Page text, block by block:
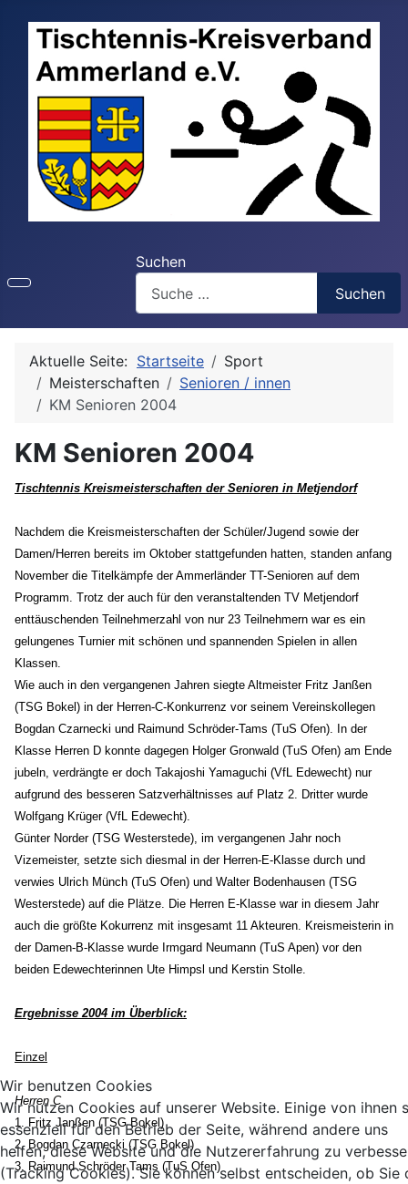
Suchen
Suchen
Aktuelle Seite: Startseite
Sport
Meisterschaften
Senioren / innen
KM Senioren 2004
KM Senioren 2004
Tischtennis Kreismeisterschaften der Senioren in Metjendorf
Nachdem die Kreismeisterschaften der Schüler/Jugend sowie der
Damen/Herren bereits im Oktober stattgefunden hatten, standen anfang
November die Titelkämpfe der Ammerländer TT-Senioren auf dem
Programm. Trotz der auch für den veranstaltenden TV Metjendorf
enttäuschenden Teilnehmerzahl von nur 23 Teilnehmern war es ein
gelungenes Turnier mit schönen und spannenden Spielen in allen
Klassen.
Wie auch in den vergangenen Jahren siegte Altmeister Fritz Janßen
(TSG Bokel) in der Herren-C-Konkurrenz vor seinem Vereinskollegen
Bogdan Czarnecki und Raimund Schröder-Tams (TuS Ofen). In der
Klasse Herren D konnte dagegen Holger Gronwald (TuS Ofen) am Ende
jubeln, verdrängte er doch Takajoshi Yamaguchi (VfL Edewecht) nur
aufgrund des besseren Satzverhältnisses auf Platz 2. Dritter wurde
Wolfgang Krüger (VfL Edewecht).
Günter Norder (TSG Westerstede), im vergangenen Jahr noch
Vizemeister, setzte sich diesmal in der Herren-E-Klasse durch und
verwies Ulrich Münch (TuS Ofen) und Walter Bodenhausen (TSG
Westerstede) auf die Plätze. Die Herren E-Klasse war in diesem Jahr
auch die größte Kokurrenz mit insgesamt 11 Akteuren. Kreismeisterin in
der Damen-B-Klasse wurde Irmgard Neumann (TuS Apen) vor den
beiden Edewechterinnen Ute Himpsl und Kerstin Stolle.
Ergebnisse 2004 im Überblick:
Einzel
Herren C
1. Fritz Janßen (TSG Bokel)
2. Bogdan Czarnecki (TSG Bokel)
3. Raimund Schröder Tams (TuS Ofen)
Wir benutzen Cookies
Wir nutzen Cookies auf unserer Website. Einige von ihnen
essenziell für den Betrieb der Seite, während andere uns
helfen, diese Website und die Nutzererfahrung zu
(Tracking Cookies). Sie können selbst entscheiden, ob Sie